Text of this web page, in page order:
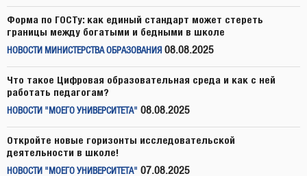
Форма по ГОСТу: как единый стандарт может стереть
границы между богатыми и бедными в школе
НОВОСТИ МИНИСТЕРСТВА ОБРАЗОВАНИЯ 08.08.2025
Что такое Цифровая образовательная среда и как с ней
работать педагогам?
НОВОСТИ "МОЕГО УНИВЕРСИТЕТА" 08.08.2025
Откройте новые горизонты исследовательской
деятельности в школе!
НОВОСТИ "МОЕГО УНИВЕРСИТЕТА" 07.08.2025